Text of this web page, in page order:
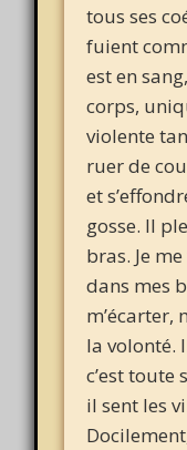
tous ses
fuient
est en
corps,
violente
ruer de
et
gosse. Il
bras. Je
dans mes
m’écarter,
la volonté.
c’est toute
il sent les